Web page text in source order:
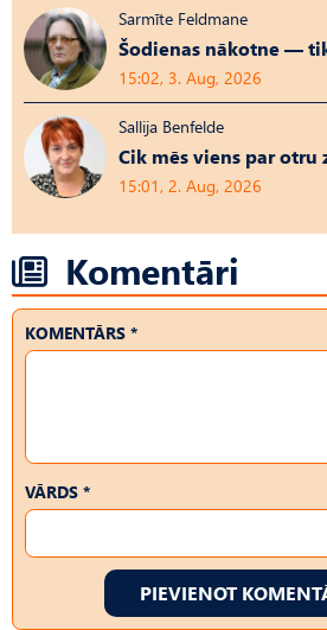
Sarmīte Feldmane
Šodienas nākotne —
15:02, 3. Aug, 2026
Sallija Benfelde
Cik mēs viens par otru
15:01, 2. Aug, 2026
Komentāri
KOMENTĀRS *
VĀRDS *
PIEVIENOT